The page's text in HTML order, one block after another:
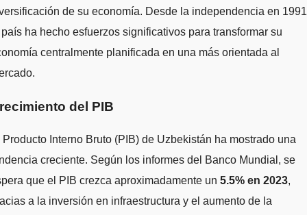
de su economía. Desde la independencia en
ha hecho esfuerzos significativos para transformar su
centralmente planificada en una más orientada al
del PIB
Producto Interno Bruto (PIB) de Uzbekistán ha mostrado una
creciente. Según los informes del Banco Mundial, se
que el PIB crezca aproximadamente un 5.5% en 2023,
a la inversión en infraestructura y el aumento de la